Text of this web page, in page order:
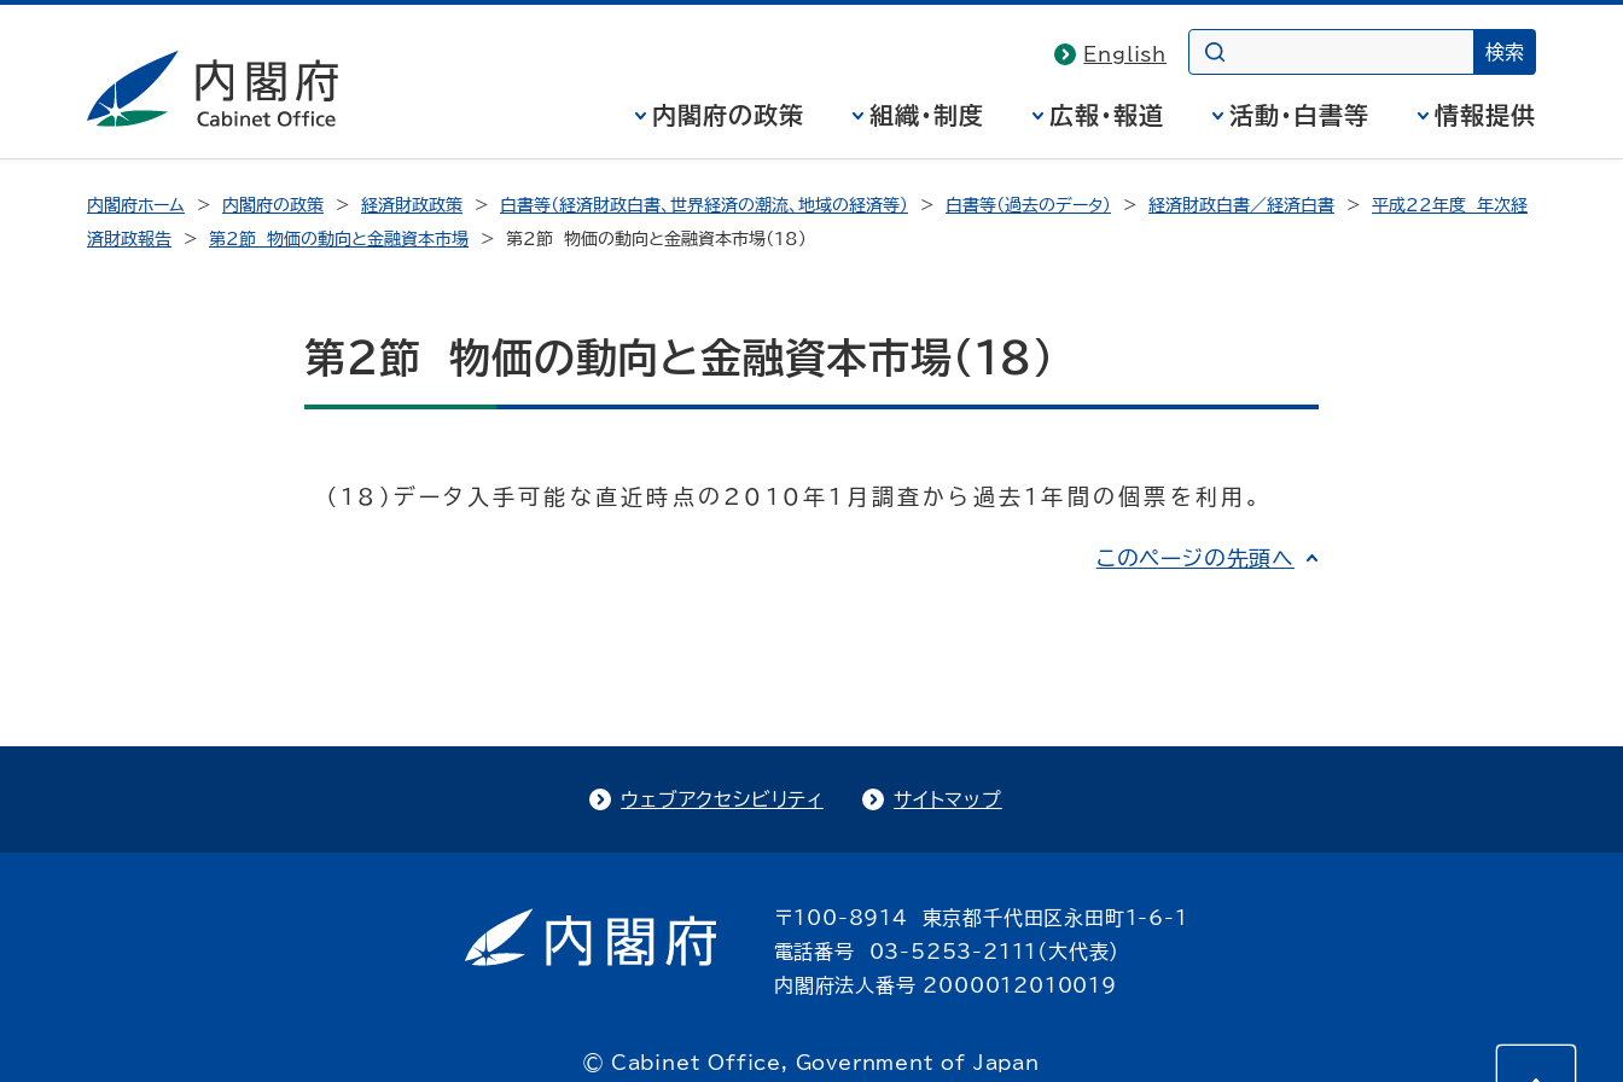
English
内閣府の政策 組織・制度 広報・報道 活動・白書等 情報提供
内閣府ホーム 内閣府の政策 経済財政政策 白書等（経済財政白書、世界経済の潮流、地域の経済等） 白書等（過去のデータ） 経済財政白書／経済白書
平成22年度 年次経
済財政報告
第2節 物価の動向と金融資本市場 第2節 物価の動向と金融資本市場（18）
第2節 物価の動向と金融資本市場（18）
（18）データ入手可能な直近時点の2010年1月調査から過去1年間の個票を利用。
このページの先頭へ
ウェブアクセシビリティ サイトマップ
〒100-8914 東京都千代田区永田町1-6-1
電話番号 03-5253-2111（大代表）
内閣府法人番号 2000012010019
© Cabinet Office, Government of Japan